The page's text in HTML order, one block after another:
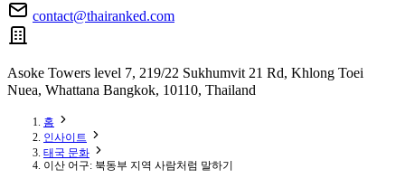
contact@thairanked.com
Asoke Towers level 7, 219/22 Sukhumvit 21 Rd, Khlong Toei
Nuea, Whattana Bangkok, 10110, Thailand
홈
인사이트
태국 문화
이산 어구: 북동부 지역 사람처럼 말하기